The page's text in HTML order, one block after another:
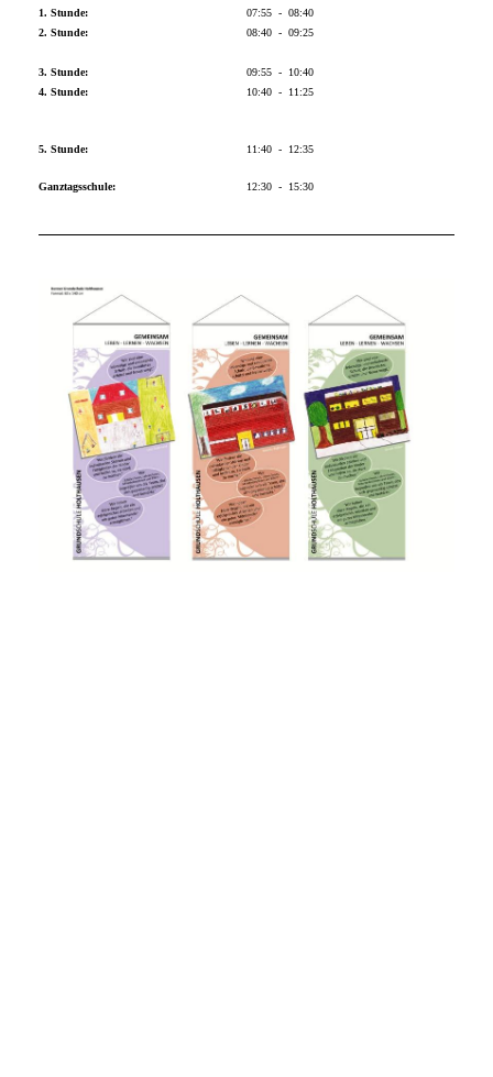
1. Stunde:
2. Stunde:
3. Stunde:
4. Stunde:
5. Stunde:
Ganztagsschule:
07:55 - 08:40
08:40 - 09:25
09:55 - 10:40
10:40 - 11:25
11:40 - 12:35
12:30 - 15:30